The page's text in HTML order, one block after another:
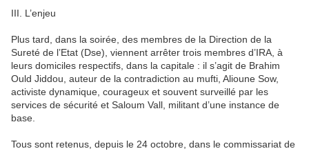
III. L’enjeu
Plus tard, dans la soirée, des membres de la Direction de la
Sureté de l’Etat (Dse), viennent arrêter trois membres d’IRA, à
leurs domiciles respectifs, dans la capitale : il s’agit de Brahim
Ould Jiddou, auteur de la contradiction au mufti, Alioune Sow,
activiste dynamique, courageux et souvent surveillé par les
services de sécurité et Saloum Vall, militant d’une instance de
base.
Tous sont retenus, depuis le 24 octobre, dans le commissariat de